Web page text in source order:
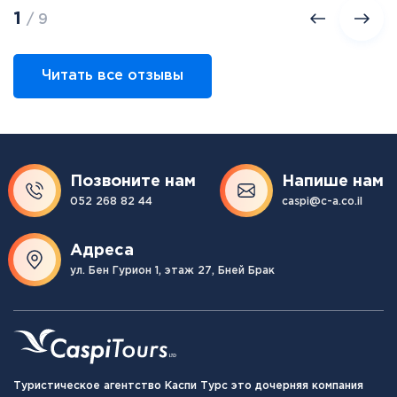
1 / 9
Читать все отзывы
Позвоните нам
052 268 82 44
Напише нам
caspi@c-a.co.il
Адреса
ул. Бен Гурион 1, этаж 27, Бней Брак
Туристическое агентство Каспи Турс это дочерняя компания